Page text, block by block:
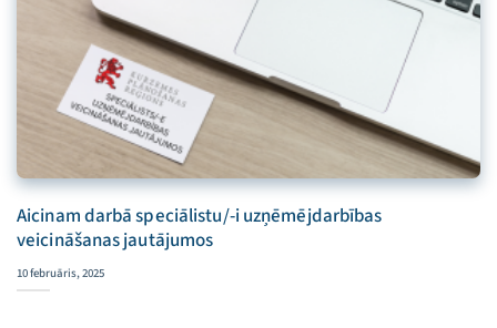
Aicinam darbā speciālistu/-i uzņēmējdarbības
veicināšanas jautājumos
10 februāris, 2025